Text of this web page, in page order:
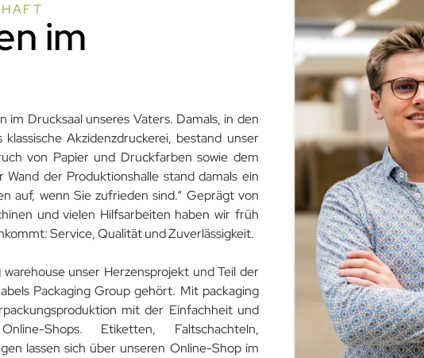
im
im Drucksaal unseres Vaters. Damals, in den
Akzidenzdruckerei, bestand unser
von Papier und Druckfarben sowie dem
der Produktionshalle stand damals ein
auf, wenn Sie zufrieden sind.“ Geprägt von
und vielen Hilfsarbeiten haben wir früh
Service, Qualität und Zuverlässigkeit.
unser Herzensprojekt und Teil der
Packaging Group gehört. Mit packaging
mit der Einfachheit und
Shops. Etiketten, Faltschachteln,
lassen sich über unseren Online-Shop im